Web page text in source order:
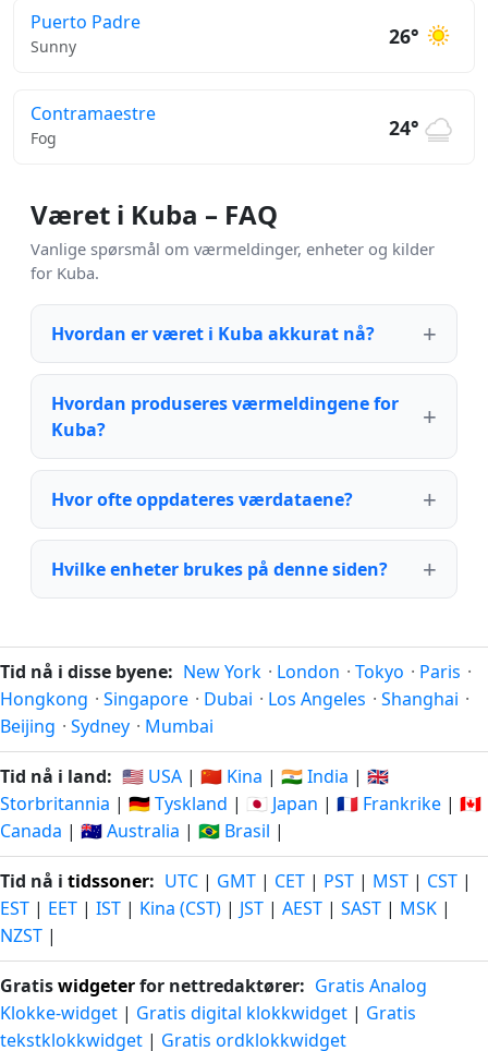
Puerto Padre
Sunny 26°
Contramaestre
Fog 24°
Været i Kuba – FAQ
Vanlige spørsmål om værmeldinger, enheter og kilder
for Kuba.
Hvordan er været i Kuba akkurat nå?
Hvordan produseres værmeldingene for
Kuba?
Hvor ofte oppdateres værdataene?
Hvilke enheter brukes på denne siden?
Tid nå i disse byene: New York · London · Tokyo · Paris ·
Hongkong · Singapore · Dubai · Los Angeles · Shanghai ·
Beijing · Sydney · Mumbai
Tid nå i land: 🇺🇸 USA | 🇨🇳 Kina | 🇮🇳 India | 🇬🇧
Storbritannia | 🇩🇪 Tyskland | 🇯🇵 Japan | 🇫🇷 Frankrike | 🇨🇦
Canada | 🇦🇺 Australia | 🇧🇷 Brasil |
Tid nå i tidssoner: UTC | GMT | CET | PST | MST | CST |
EST | EET | IST | Kina (CST) | JST | AEST | SAST | MSK |
NZST |
Gratiswidgeterfor nettredaktører: Gratis Analog
Klokke-widget | Gratis digital klokkwidget | Gratis
tekstklokkwidget | Gratis ordklokkwidget